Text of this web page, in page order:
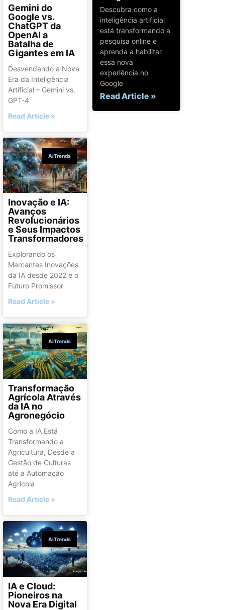
Gemini do
Google vs.
ChatGPT da
OpenAI a
Batalha de
Gigantes em IA
Desvendando a Nova
Era da Inteligência
Artificial – Gemini vs.
GPT-4
Read Article »
AiTrends
Inovação e IA:
Avanços
Revolucionários
e Seus Impactos
Transformadores
Explorando os
Marcantes Inovações
da IA desde 2022 e o
Futuro Promissor
Read Article »
AiTrends
Transformação
Agrícola Através
da IA no
Agronegócio
Como a IA Está
Transformando a
Agricultura, Desde a
Gestão de Culturas
até a Automação
Agrícola
Read Article »
AiTrends
IA e Cloud:
Pioneiros na
Nova Era Digital
Descubra como a
inteligência artificial
está transformando a
pesquisa online e
aprenda a habilitar
essa nova
experiência no
Google
Read Article »